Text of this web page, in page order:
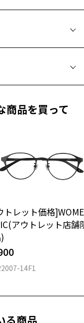
。
ら
知りたい方へ
は初期の期間から
、定期的な視
商品を買って
トレット価格
アウトレット店舗
14F1
る商品